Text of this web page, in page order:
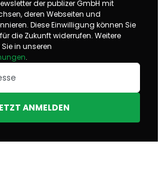
der publizer GmbH mit
deren Webseiten und
Diese Einwilligung können Sie
die Zukunft widerrufen. Weitere
in unseren
.
ANMELDEN